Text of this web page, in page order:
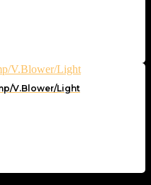
V.Blower/Light